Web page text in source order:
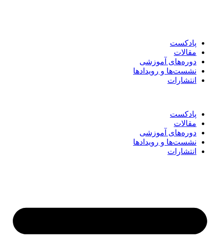
پادکست
مقالات
دوره‌های آموزشی
نشست‌ها و رویدادها
انتشارات
پادکست
مقالات
دوره‌های آموزشی
نشست‌ها و رویدادها
انتشارات